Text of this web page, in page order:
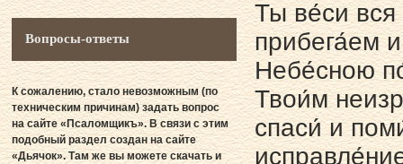
Ты ве́си
прибега́ем
Небе́сною
Твои́м
спаси́ и
Вопросы-ответы
К сожалению, стало невозможным (по
техническим причинам) задать вопрос
на сайте «Псаломщикъ». В связи с этим
подобный раздел создан на сайте
«Дьячок». Там же вы можете скачать и